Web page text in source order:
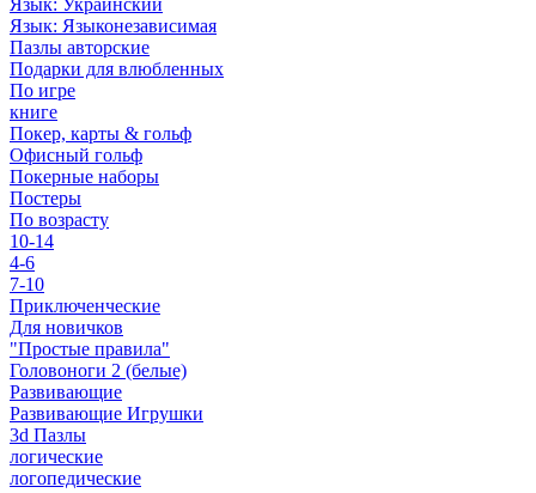
Язык: Украинский
Язык: Языконезависимая
Пазлы авторские
Подарки для влюбленных
По игре
книге
Покер, карты & гольф
Офисный гольф
Покерные наборы
Постеры
По возрасту
10-14
4-6
7-10
Приключенческие
Для новичков
"Простые правила"
Головоноги 2 (белые)
Развивающие
Развивающие Игрушки
3d Пазлы
логические
логопедические